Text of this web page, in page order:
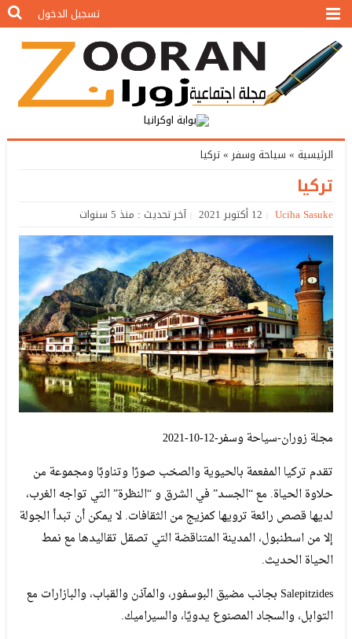
تسجيل الدخول
الرئيسية » سياحة وسفر »تركيا
تركيا
Uciha Sasuke 12 أكتوبر 2021 آخر تحديث : منذ 5 سنوات
مجلة زوران-سياحة وسفر-12-10-2021
تقدم تركيا المفعمة بالحيوية والصخب صورًا وتناوبًا ومجموعة من
حلاوة الحياة. مع “الجسد” في الشرق و “النظرة” التي تواجه الغرب،
لديها قصص رائعة ترويها كمزيج من الثقافات. لا يمكن أن تبدأ الجولة
إلا من اسطنبول، المدينة المتناقضة التي تصقل تقاليدها مع نمط
الحياة الحديث.
Salepitzides بجانب مضيق البوسفور، والمآذن والقباب، والبازارات مع
التوابل، والسجاد المصنوع يدويًا، والسيراميك.